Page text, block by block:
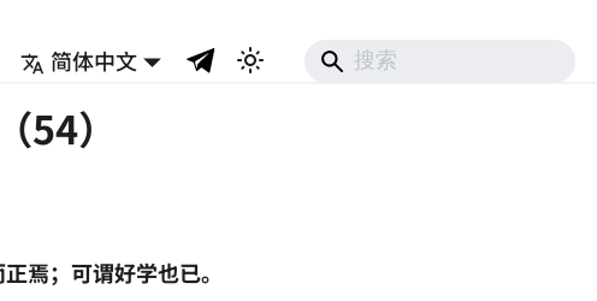
简体中文
54）
焉；可谓好学也已。